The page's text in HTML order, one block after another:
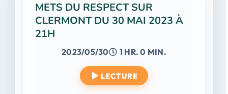
METS DU RESPECT SUR
CLERMONT DU 30 MAI 2023 À
21H
2023/05/30 1 HR. 0 MIN.
LECTURE